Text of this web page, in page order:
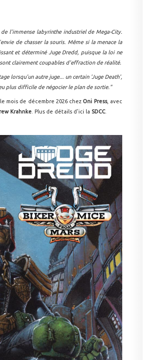
l'immense labyrinthe industriel de Mega-City.
de chasser la souris. Même si la menace la
et déterminé Juge Dredd, puisque la loi ne
clairement coupables d'effraction de réalité.
lorsqu'un autre juge... un certain 'Juge Death',
plus difficile de négocier le plan de sortie."
mois de décembre 2026 chez Oni Press, avec
Krahnke . Plus de détails d'ici la SDCC